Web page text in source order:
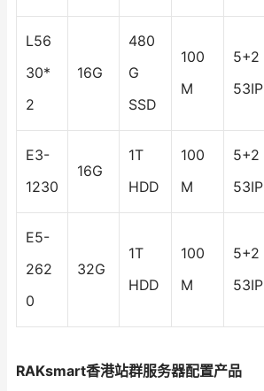
L56
30*
2
16G
480
G
SSD
100
M
5+2
53IP
E3-
1230
16G
1T
HDD
100
M
5+2
53IP
E5-
262
0
32G
1T
HDD
100
M
5+2
53IP
RAKsmart香港站群服务器配置产品